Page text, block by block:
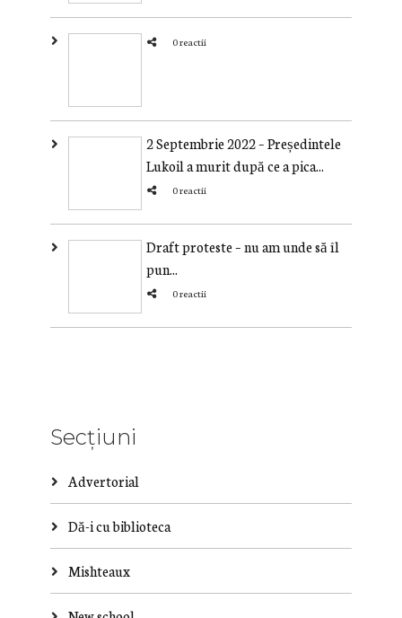
0 reactii
2 Septembrie 2022 – Președintele
Lukoil a murit după ce a pica...
0 reactii
Draft proteste – nu am unde să îl
pun...
0 reactii
Secțiuni
Advertorial
Dă-i cu biblioteca
Mishteaux